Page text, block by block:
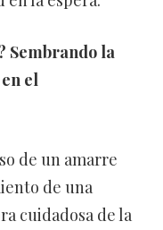
Sembrando la
el
de un amarre
de una
cuidadosa de la